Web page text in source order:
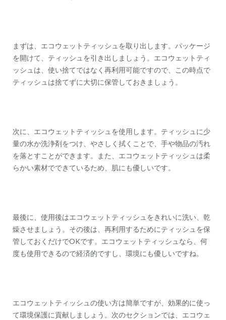
まずは、エコウェットティッシュを取り出します。パッケージ
を開けて、ティッシュを引き出しましょう。エコウェットティ
ッシュは、使い捨てではなく再利用可能ですので、この時点で
ティッシュは捨てずに大切に保管しておきましょう。
次に、エコウェットティッシュを使用します。ティッシュに少
量の水か洗浄剤をつけ、やさしく拭くことで、手や物品の汚れ
を落とすことができます。また、エコウェットティッシュは柔
らかい素材でできているため、肌にも優しいです。
最後に、使用後はエコウェットティッシュをきれいに洗い、乾
燥させましょう。その後は、再利用するためにティッシュを保
管しておくだけでOKです。エコウェットティッシュなら、何
度も使用できるので経済的ですし、環境にも優しいですね。
エコウェットティッシュの使い方は簡単ですが、効果的に使っ
て環境保護に貢献しましょう。次のセクションでは、エコウェ